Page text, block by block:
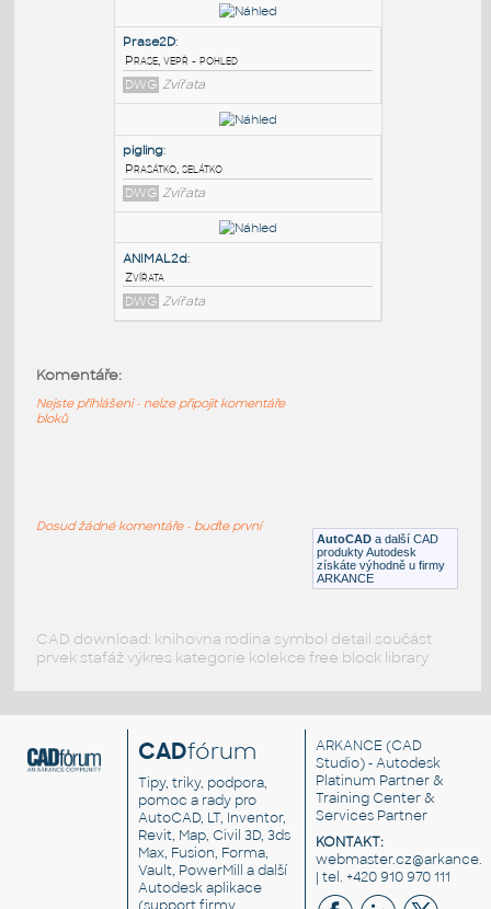
PODOBNÉ BLOKY
Animal 07:
RFA
Prase, vepř - pohled
DWG Zvířata
DWG Zvířata
AutoCAD a další CAD
produkty Autodesk
získáte výhodně u firmy
ARKANCE
Komentáře:
Nejste přihlášeni - nelze připojit komentáře
bloků
Dosud žádné komentáře - buďte první
CAD download: knihovna rodina symbol detail součást
prvek stafáž výkres kategorie kolekce free block library
CADfórum
Tipy, triky, podpora,
pomoc a rady pro
AutoCAD, LT, Inventor,
Revit, Map, Civil 3D, 3ds
Max, Fusion, Forma,
Vault, PowerMill a další
Autodesk aplikace
ARKANCE (CAD
Studio) - Autodesk
Platinum Partner &
Training Center &
Services Partner
KONTAKT:
| tel. +420 910 970 111